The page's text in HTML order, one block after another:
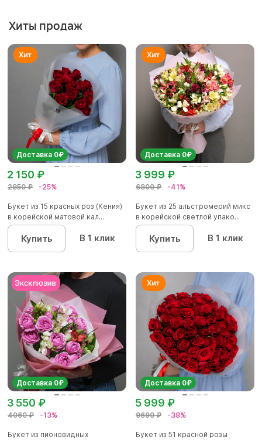
Хиты продаж
Доставка 0₽
2850 ₽ -25%
2 150 ₽
Букет из 15 красных роз (Кения)
в корейской матовой кал...
Купить В 1 клик
Доставка 0₽
6800 ₽ -41%
3 999 ₽
Букет из 25 альстромерий микс
в корейской светлой упако...
Купить В 1 клик
Доставка 0₽
4060 ₽ -13%
3 550 ₽
Букет из пионовидных
Доставка 0₽
9690 ₽ -38%
5 999 ₽
Букет из 51 красной розы